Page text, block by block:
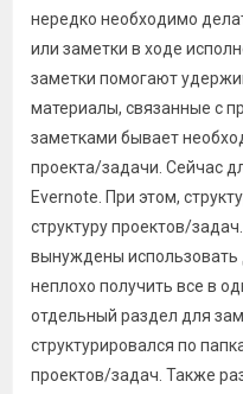
нередко необходимо
или заметки в ходе
заметки помогают
материалы, связанные с
заметками бывает
проекта/задачи. Сейчас
Evernote. При этом,
структуру проектов/
вынуждены использовать
неплохо получить все в
отдельный раздел для
структурировался по
проектов/задач. Также